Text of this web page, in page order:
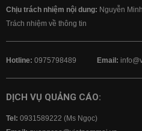
Chịu trách nhiệm nội dung: Nguyễn
Trách nhiệm về thông tin
Hotline: 0975798489 Email:
DỊCH VỤ QUẢNG CÁO:
Tel: 0931589222 (Ms Ngọc)